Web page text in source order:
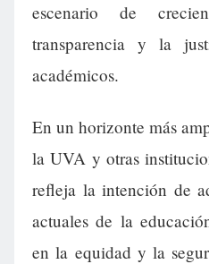
escenario de
transparencia y la
académicos.
En un horizonte más
la UVA y otras
refleja la intención de
actuales de la
en la equidad y la